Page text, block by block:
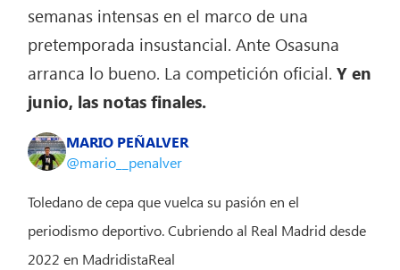
semanas intensas en el marco de una
pretemporada insustancial. Ante Osasuna
arranca lo bueno. La competición oficial.Y en
junio, las notas finales.
MARIO PEÑALVER
@mario__penalver
Toledano de cepa que vuelca su pasión en el
periodismo deportivo. Cubriendo al Real Madrid desde
2022 en MadridistaReal